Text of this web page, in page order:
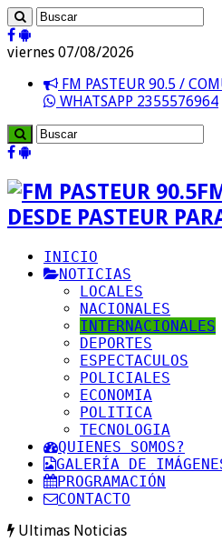
viernes 07/08/2026
FM PASTEUR 90.5 /
WHATSAPP 2355576964
DESDE PASTEUR
INICIO
NOTICIAS
LOCALES
NACIONALES
INTERNACIONALES
DEPORTES
ESPECTACULOS
POLICIALES
ECONOMIA
POLITICA
TECNOLOGIA
QUIENES SOMOS?
GALERÍA DE
PROGRAMACIÓN
CONTACTO
Ultimas Noticias